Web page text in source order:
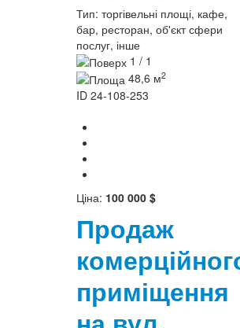
Тип: торгівельні площі, кафе,
бар, ресторан, об'єкт сфери
послуг, інше
1 / 1
48,6 м2
ID 24-108-253
Ціна: 100 000 $
Продаж
приміщення